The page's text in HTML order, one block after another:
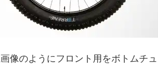
像のようにフロント用をボトムチュ